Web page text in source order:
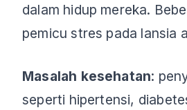
dalam hidup mereka.
pemicu stres pada lansia
Masalah kesehatan:
seperti hipertensi,